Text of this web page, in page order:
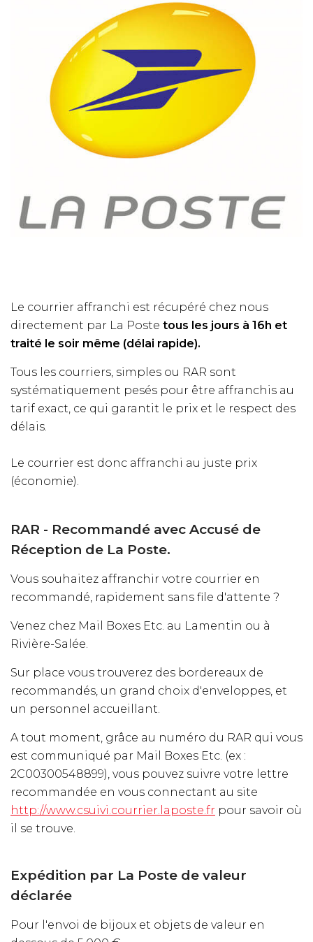
Le courrier affranchi est récupéré chez nous
directement par La Poste tous les jours à 16h et
traité le soir même (délai rapide).
Tous les courriers, simples ou RAR sont
systématiquement pesés pour être affranchis au
tarif exact, ce qui garantit le prix et le respect des
délais.
Le courrier est donc affranchi au juste prix
(économie).
RAR - Recommandé avec Accusé de
Réception de La Poste.
Vous souhaitez affranchir votre courrier en
recommandé, rapidement sans file d'attente ?
Venez chez Mail Boxes Etc. au Lamentin ou à
Rivière-Salée.
Sur place vous trouverez des bordereaux de
recommandés, un grand choix d'enveloppes, et
un personnel accueillant.
A tout moment, grâce au numéro du RAR qui vous
est communiqué par Mail Boxes Etc. (ex :
2C00300548899), vous pouvez suivre votre lettre
recommandée en vous connectant au site
http://www.csuivi.courrier.laposte.fr pour savoir où
il se trouve.
Expédition par La Poste de valeur
déclarée
Pour l'envoi de bijoux et objets de valeur en